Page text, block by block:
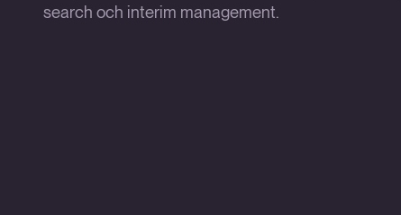
search och interim management.